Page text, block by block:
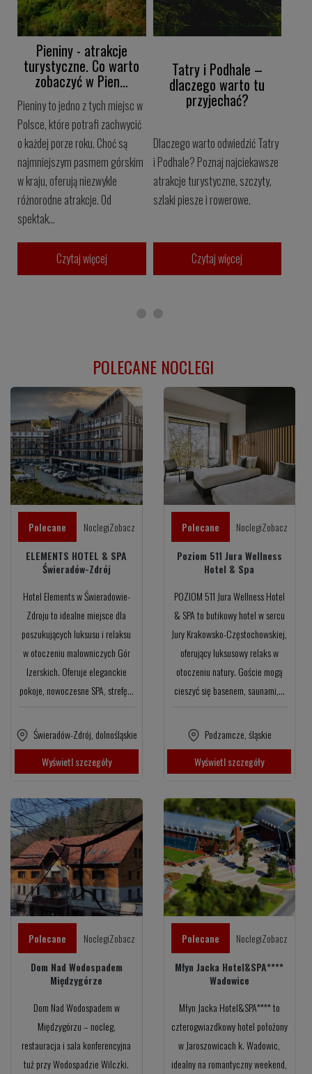
Pieniny - atrakcje
turystyczne. Co warto
zobaczyć w Pien…
Pieniny to jedno z tych miejsc w
Polsce, które potrafi zachwycić
o każdej porze roku. Choć są
najmniejszym pasmem górskim
w kraju, oferują niezwykle
różnorodne atrakcje. Od
spektak...
Czytaj więcej
Tatry i Podhale –
dlaczego warto tu
przyjechać?
Dlaczego warto odwiedzić Tatry
i Podhale? Poznaj najciekawsze
atrakcje turystyczne, szczyty,
szlaki piesze i rowerowe.
Czytaj więcej
POLECANE NOCLEGI
Polecane
NoclegiZobacz
ELEMENTS HOTEL & SPA
Świeradów-Zdrój
Hotel Elements w Świeradowie-
Zdroju to idealne miejsce dla
poszukujących luksusu i relaksu
w otoczeniu malowniczych Gór
Izerskich. Oferuje eleganckie
pokoje, nowoczesne SPA, strefę…
Świeradów-Zdrój, dolnośląskie
Wyświetl szczegóły
Polecane
NoclegiZobacz
Poziom 511 Jura Wellness
Hotel & Spa
POZIOM 511 Jura Wellness Hotel
& SPA to butikowy hotel w sercu
Jury Krakowsko-Częstochowskiej,
oferujący luksusowy relaks w
otoczeniu natury. Goście mogą
cieszyć się basenem, saunami,…
Podzamcze,śląskie
Wyświetl szczegóły
Polecane
NoclegiZobacz
Dom Nad Wodospadem
Międzygórze
Dom Nad Wodospadem w
Międzygórzu – nocleg,
restauracja i sala konferencyjna
tuż przy Wodospadzie Wilczki.
Polecane
NoclegiZobacz
Młyn Jacka Hotel&SPA****
Wadowice
Młyn Jacka Hotel&SPA**** to
czterogwiazdkowy hotel położony
w Jaroszowicach k. Wadowic,
idealny na romantyczny weekend,